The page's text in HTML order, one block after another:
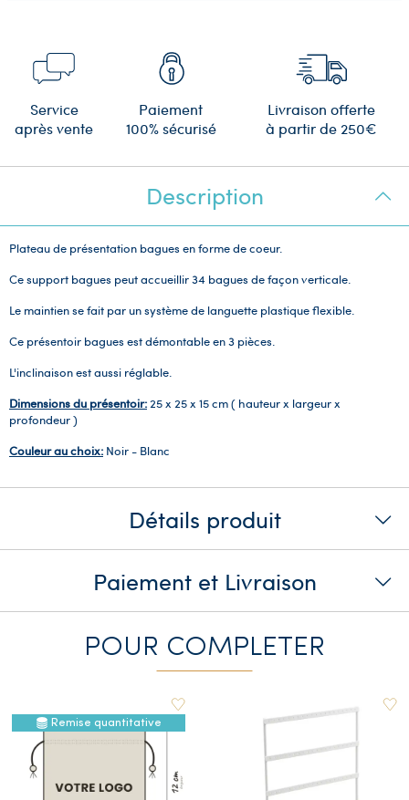
Service
après vente
Paiement
100% sécurisé
Livraison offerte
à partir de 250€
Description
Plateau de présentation bagues en forme de coeur.
Ce support bagues peut accueillir 34 bagues de façon verticale.
Le maintien se fait par un système de languette plastique flexible.
Ce présentoir bagues est démontable en 3 pièces.
L'inclinaison est aussi réglable.
Dimensions du présentoir:25 x 25 x 15 cm ( hauteur x largeur x
profondeur )
Couleur au choix: Noir - Blanc
Détails produit
Paiement et Livraison
POUR COMPLETER
Remise quantitative